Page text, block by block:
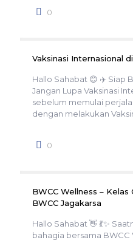
0
Vaksinasi Internasional
Hallo Sahabat 😊 ✈️ Siap
Jangan Lupa Vaksinasi
sebelum memulai
dengan melakukan
0
BWCC Wellness –
BWCC Jagakarsa
Hallo Sahabat 👋 💃✨
bahagia bersama BWCC